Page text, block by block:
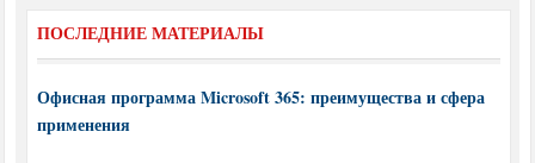
ПОСЛЕДНИЕ МАТЕРИАЛЫ
Офисная программа Microsoft 365: преимущества и сфера
применения